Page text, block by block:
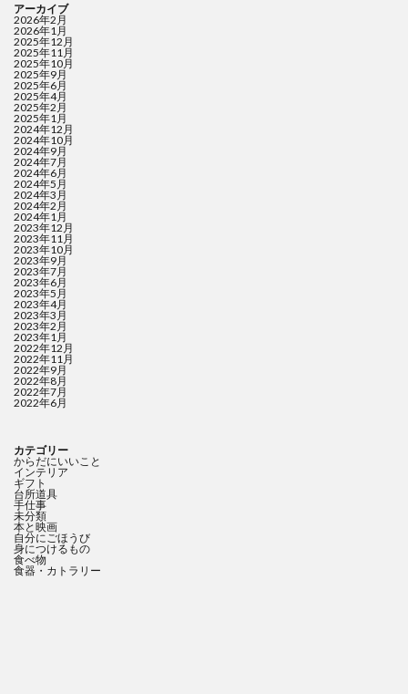
アーカイブ
2026年2月
2026年1月
2025年12月
2025年11月
2025年10月
2025年9月
2025年6月
2025年4月
2025年2月
2025年1月
2024年12月
2024年10月
2024年9月
2024年7月
2024年6月
2024年5月
2024年3月
2024年2月
2024年1月
2023年12月
2023年11月
2023年10月
2023年9月
2023年7月
2023年6月
2023年5月
2023年4月
2023年3月
2023年2月
2023年1月
2022年12月
2022年11月
2022年9月
2022年8月
2022年7月
2022年6月
カテゴリー
からだにいいこと
インテリア
ギフト
台所道具
手仕事
未分類
本と映画
自分にごほうび
身につけるもの
食べ物
食器・カトラリー